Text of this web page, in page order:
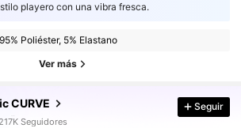
playero con una vibra fresca.
95% Poliéster, 5% Elastano
Ver más
CURVE
217K Seguidores
217K Seguidores
217K Seguidores
Seguir